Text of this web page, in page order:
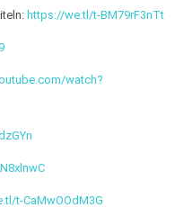
https://we.tl/t-BM79rF3nTt
watch?
t-CaMwOOdM3G